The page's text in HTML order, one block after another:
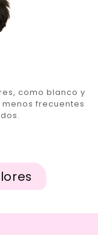
como blanco y
frecuentes